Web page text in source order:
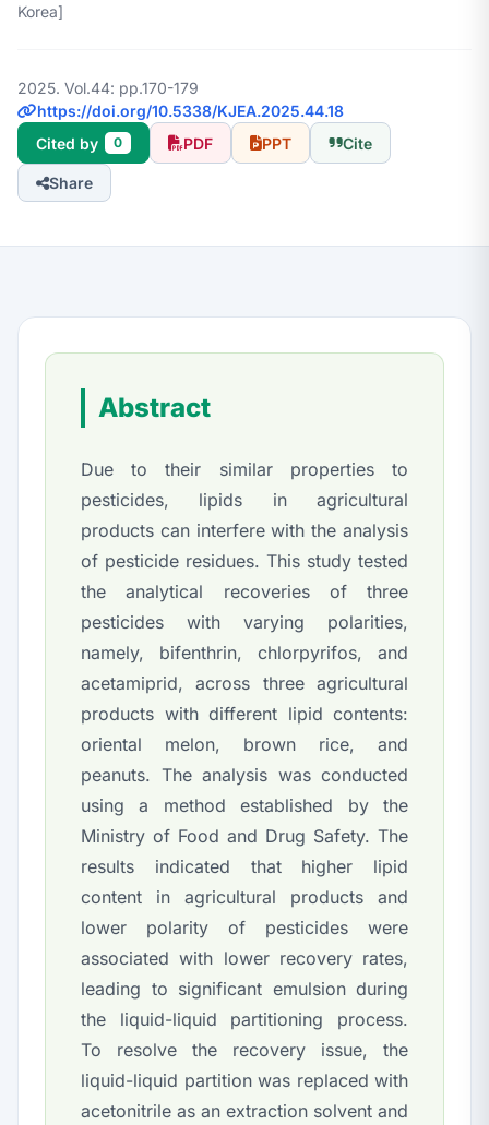
Korea]
2025. Vol.44: pp.170-179
https://doi.org/10.5338/KJEA.2025.44.18
Cited by
0 PDF PPT Cite
Share
Abstract
Due to their similar properties to
pesticides, lipids in agricultural
products can interfere with the analysis
of pesticide residues. This study tested
the analytical recoveries of three
pesticides with varying polarities,
namely, bifenthrin, chlorpyrifos, and
acetamiprid, across three agricultural
products with different lipid contents:
oriental melon, brown rice, and
peanuts. The analysis was conducted
using a method established by the
Ministry of Food and Drug Safety. The
results indicated that higher lipid
content in agricultural products and
lower polarity of pesticides were
associated with lower recovery rates,
leading to significant emulsion during
the liquid-liquid partitioning process.
To resolve the recovery issue, the
liquid-liquid partition was replaced with
acetonitrile as an extraction solvent and